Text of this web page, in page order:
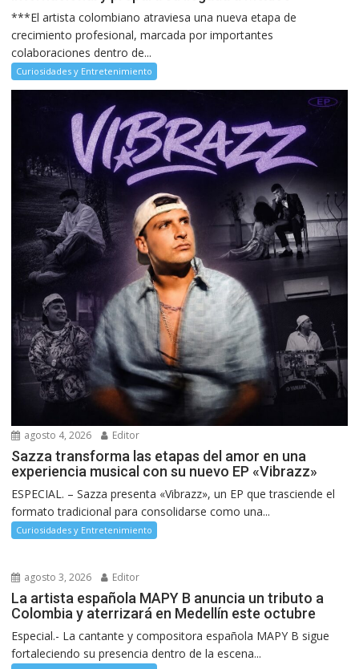
***El artista colombiano atraviesa una nueva etapa de
crecimiento profesional, marcada por importantes
colaboraciones dentro de...
Curiosidades y Entretenimiento
agosto 4, 2026 Editor
Sazza transforma las etapas del amor en una
experiencia musical con su nuevo EP «Vibrazz»
ESPECIAL. – Sazza presenta «Vibrazz», un EP que trasciende el
formato tradicional para consolidarse como una...
Curiosidades y Entretenimiento
agosto 3, 2026 Editor
La artista española MAPY B anuncia un tributo a
Colombia y aterrizará en Medellín este octubre
Especial.- La cantante y compositora española MAPY B sigue
fortaleciendo su presencia dentro de la escena...